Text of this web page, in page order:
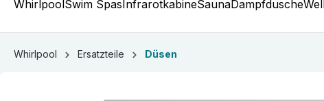
WhirlpoolSwim SpasInfrarotkabineSaunaDampfdusche
Whirlpool Ersatzteile Düsen